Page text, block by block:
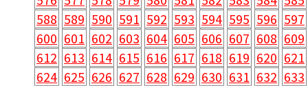
588 589 590 591 592 593 594 595 596 597
600 601 602 603 604 605 606 607 608 609
612 613 614 615 616 617 618 619 620 621
624 625 626 627 628 629 630 631 632 633